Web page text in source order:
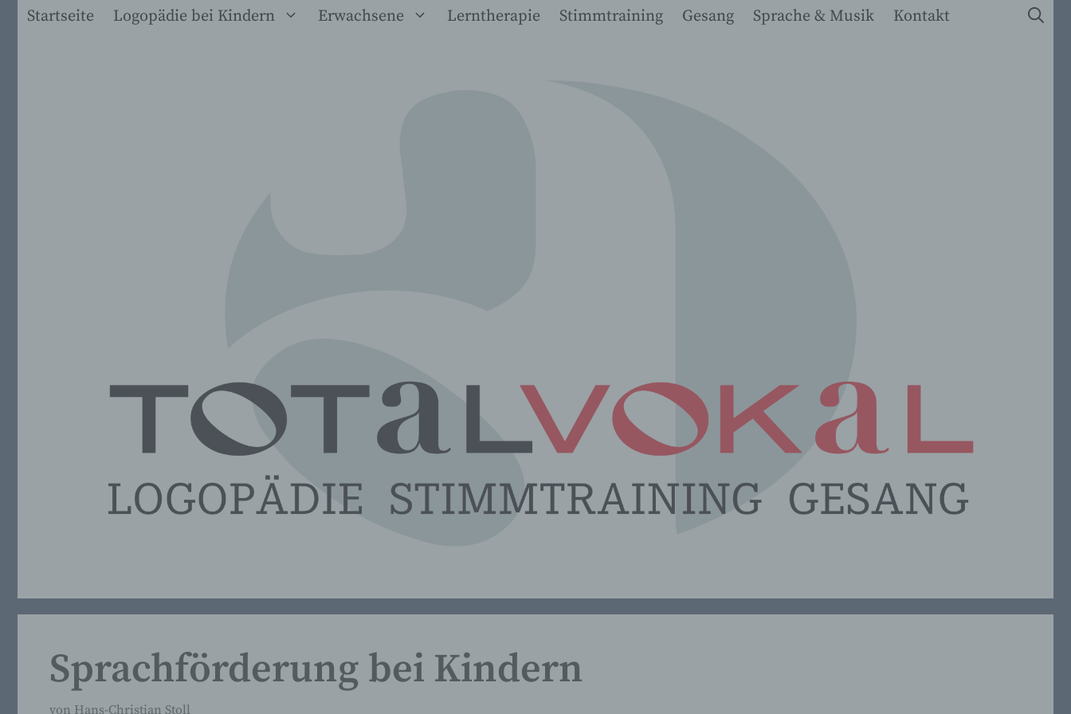
Zum
InhaltStartseite Logopädie bei Kindern Erwachsene Lerntherapie Stimmtraining Gesang Sprache & Musik Kontakt
Sprachförderung bei Kindern
von Hans-Christian Stoll